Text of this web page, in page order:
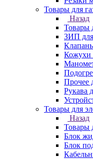
Товары для
Назад
Товары
ЗИП для
Кожухи
Прочее
Рукава
Товары для
Назад
Товары
Блок
Блок